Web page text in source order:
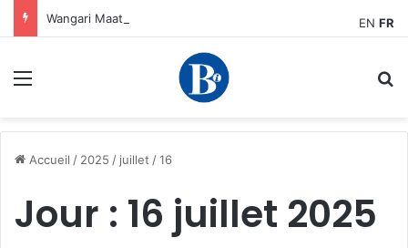
Wangari Maathai : la première africaine à recevoir le prix Nobel de la paix pour son action en faveur de l’environnement
Accueil / 2025 / juillet /16
Jour : 16 juillet 2025
EN FR